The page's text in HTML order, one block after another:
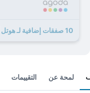
10 صفقات إضافية لـ هوتل أبيتون إي بيراميدي
لمحة عن التقييمات